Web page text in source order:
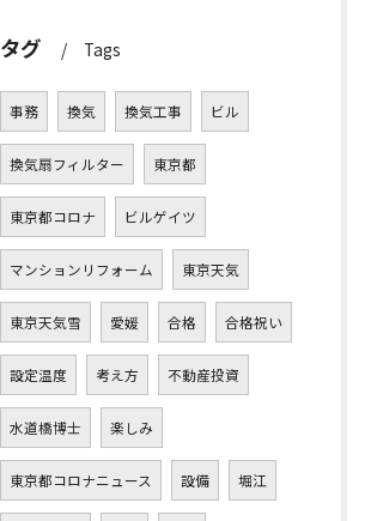
タグ Tags
事務 換気 換気工事 ビル
換気扇フィルター 東京都
東京都コロナ ビルゲイツ
マンションリフォーム 東京天気
東京天気雪 愛媛 合格 合格祝い
設定温度 考え方 不動産投資
水道橋博士 楽しみ
東京都コロナニュース 設備 堀江